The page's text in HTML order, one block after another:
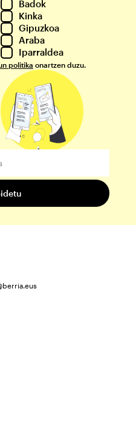
Badok
Kinka
Gipuzkoa
Araba
Iparraldea
politika onartzen duzu.